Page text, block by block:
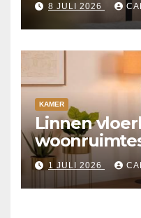
8 JULI 2026
KAMER
Linnen
1 JULI 2026